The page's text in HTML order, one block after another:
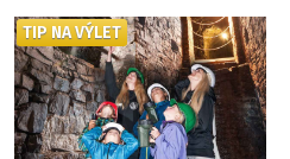
TIP NA VÝLET